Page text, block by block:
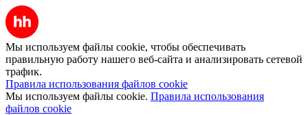
Мы используем файлы cookie, чтобы обеспечивать
правильную работу нашего веб-сайта и анализировать сетевой
трафик.
Правила использования файлов cookie
Мы используем файлы cookie. Правила использования
файлов cookie